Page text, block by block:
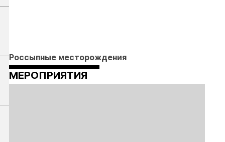
Россыпные месторождения
МЕРОПРИЯТИЯ